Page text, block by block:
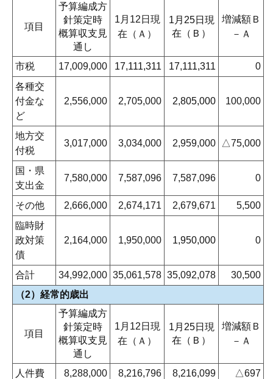
項目
予算編成方
針策定時
概算収支見
通し
1月12日現
在（Ａ）
1月25日現
在（Ｂ）
増減額Ｂ
－Ａ
市税 17,009,000 17,111,311 17,111,311
0
各種交
付金な
ど
2,556,000 2,705,000 2,805,000 100,000
地方交
付税
3,017,000 3,034,000 2,959,000 △75,000
国・県
支出金
7,580,000 7,587,096 7,587,096 0
その他 2,666,000 2,674,171 2,679,671
5,500
臨時財
政対策
債
2,164,000 1,950,000 1,950,000 0
合計 34,992,000 35,061,578 35,092,078
30,500
（2）経常的歳出
項目
予算編成方
針策定時
概算収支見
通し
1月12日現
在（Ａ）
1月25日現
在（Ｂ）
増減額Ｂ
－Ａ
人件費 8,288,000 8,216,796 8,216,099
△697